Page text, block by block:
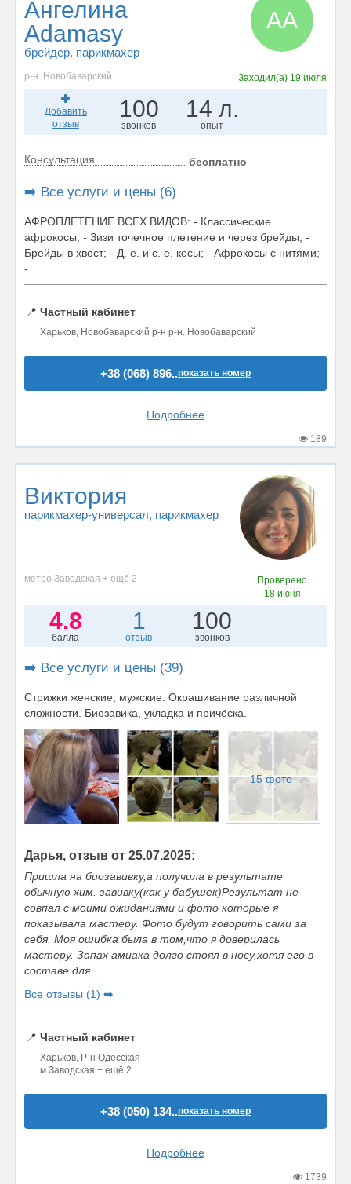
Ангелина
Adamasy
брейдер, парикмахер
АA
р-н. Новобаварский Заходил(а) 19 июля
Добавить
отзыв
100
звонков
14 л.
опыт
Консультация бесплатно
➡️ Все услуги и цены (6)
АФРОПЛЕТЕНИЕ ВСЕХ ВИДОВ: - Классические
афрокосы; - Зизи точечное плетение и через брейды; -
Брейды в хвост; - Д. е. и с. е. косы; - Афрокосы с нитями;
-...
📍 Частный кабинет
Харьков, Новобаварский р-н р-н. Новобаварский
+38 (068) 896..показать номер
Подробнее
189
Виктория
парикмахер-универсал, парикмахер
метро Заводская + ещё 2
Проверено
18 июня
4.8
балла
1
отзыв
100
звонков
➡️ Все услуги и цены (39)
Стрижки женские, мужские. Окрашивание различной
сложности. Биозавика, укладка и причёска.
15 фото
Дарья, отзыв от 25.07.2025:
Пришла на биозавивку,а получила в результате
обычную хим. завивку(как у бабушек)Результат не
совпал с моими ожиданиями и фото которые я
показывала мастеру. Фото будут говорить сами за
себя. Моя ошибка была в том,что я доверилась
мастеру. Запах амиака долго стоял в носу,хотя его в
составе для...
Все отзывы (1) ➡️
📍 Частный кабинет
Харьков, Р-н Одесская
м.Заводская + ещё 2
+38 (050) 134..показать номер
Подробнее
1739